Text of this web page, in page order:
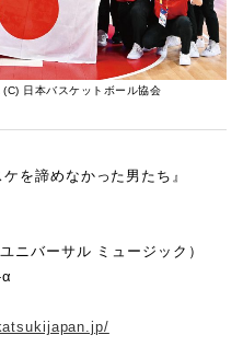
日本バスケットボール協会
を諦めなかった男たち』
ニバーサル ミュージック）